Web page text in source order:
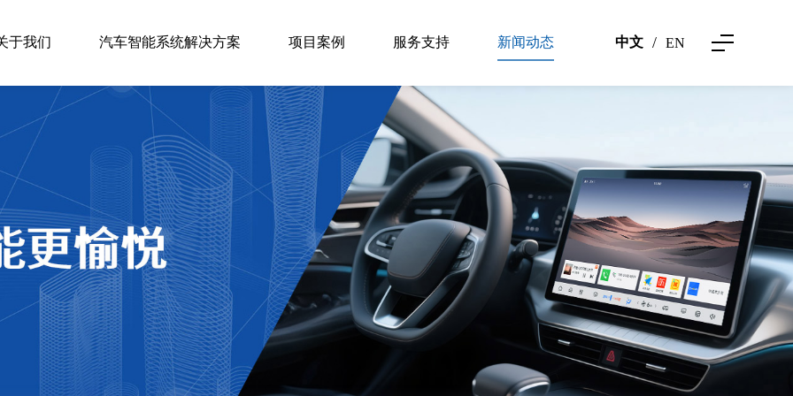
于我们
司简介
业团队
发能力
能制造
系保证
作伙伴
命愿景
汽车智能系统解决方案
汽车智能座舱系统
汽车智能网联系统
汽车信息娱乐系统
汽车DA系统
两轮车BCM系统
智能数字仪表
项目案例 服务支持
服务支持
电子画册
新闻动态
行业资讯
中文 / EN